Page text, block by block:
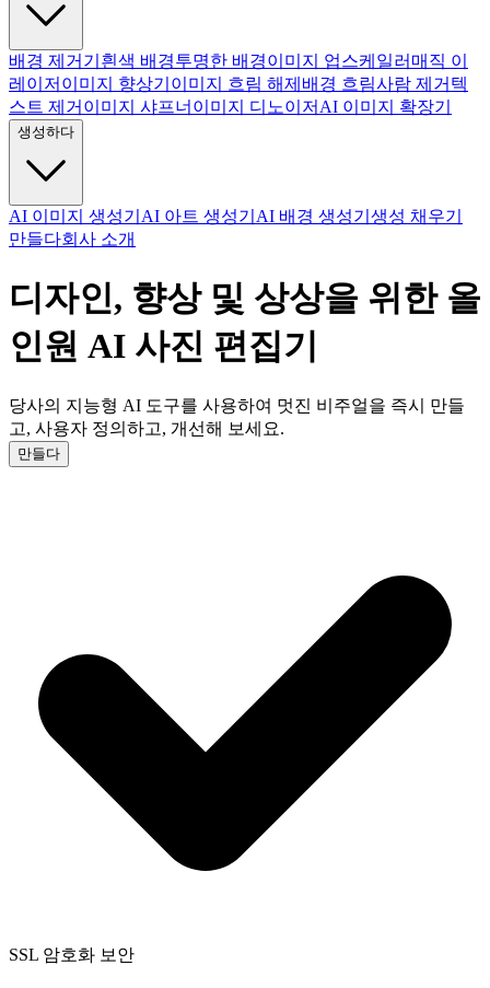
배경 제거기 흰색 배경투명한 배경이미지 업스케일러 매직 이
레이저 이미지 향상기 이미지 흐림 해제 배경 흐림사람 제거 텍
스트 제거 이미지 샤프너 이미지 디노이저 AI 이미지 확장기
생성하다
AI 이미지 생성기 AI 아트 생성기 AI 배경 생성기 생성 채우기
만들다회사 소개
디자인, 향상 및 상상을 위한 올
인원 AI 사진 편집기
당사의 지능형 AI 도구를 사용하여 멋진 비주얼을 즉시 만들
고, 사용자 정의하고, 개선해 보세요.
만들다
SSL 암호화 보안